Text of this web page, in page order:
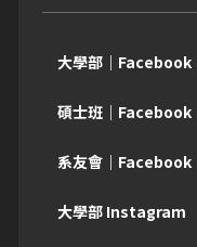
大學部｜Facebook
碩士班｜Facebook
系友會｜Facebook
大學部 Instagram